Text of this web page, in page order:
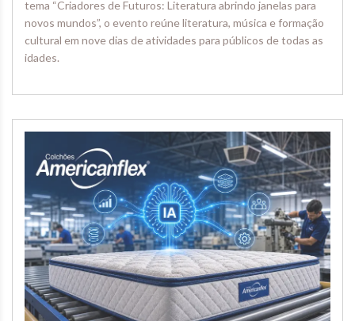
tema “Criadores de Futuros: Literatura abrindo janelas para
novos mundos”, o evento reúne literatura, música e formação
cultural em nove dias de atividades para públicos de todas as
idades.